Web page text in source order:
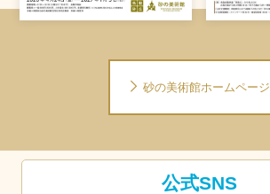
砂の美術館ホームページ
公式SNS